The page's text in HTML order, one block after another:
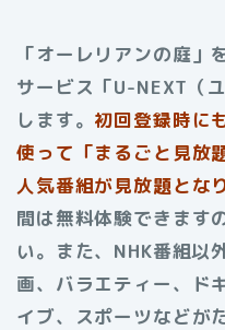
「オーレリアンの庭」
サービス「U-NEXT（
します。 初回登録時に
使って「まるごと見放
人気番組が見放題とな
間は無料体験できます
い。また、NHK番組以
画、バラエティー、ド
イブ、スポーツなどが